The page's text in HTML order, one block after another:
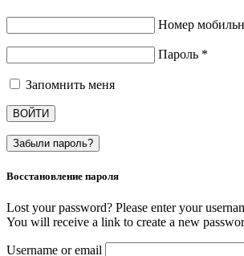
Номер
Пароль *
Запомнить меня
ВОЙТИ
Забыли пароль?
Восстановление пароля
Lost your password? Please enter your
You will receive a link to create a new
Username or email